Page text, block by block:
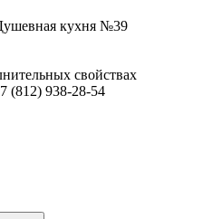
кухня №39
свойствах
(812) 938-28-54